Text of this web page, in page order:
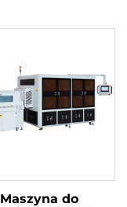
Maszyna do